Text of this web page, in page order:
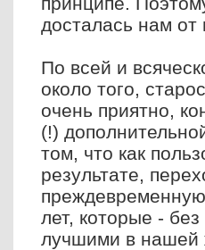
досталась нам от
По всей и
около того,
очень приятно,
(!)
том, что как
результате,
лет, которые -
лучшими в нашей